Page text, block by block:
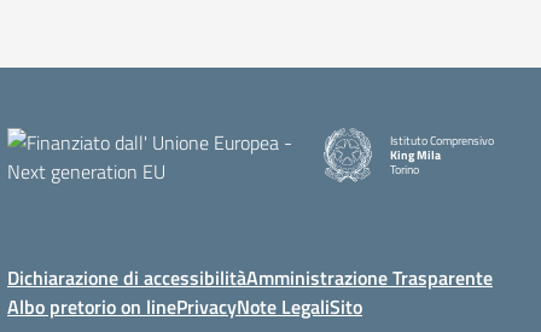
Istituto Comprensivo
King Mila
Torino
Dichiarazione di accessibilitàAmministrazione Trasparente
Albo pretorio on linePrivacyNote LegaliSito